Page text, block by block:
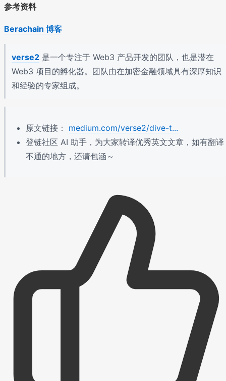
参考资料
Berachain 博客
verse2 是一个专注于 Web3 产品开发的团队，也是潜在
Web3 项目的孵化器。团队由在加密金融领域具有深厚知识
和经验的专家组成。
原文链接： medium.com/verse2/dive-t...
登链社区 AI 助手，为大家转译优秀英文文章，如有翻译
不通的地方，还请包涵～